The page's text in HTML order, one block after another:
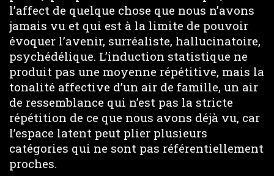
l’affect de quelque chose que nous n’avons
jamais vu et qui est à la limite de pouvoir
évoquer l’avenir, surréaliste, hallucinatoire,
psychédélique. L’induction statistique ne
produit pas une moyenne répétitive, mais la
tonalité affective d’un air de famille, un air
de ressemblance qui n’est pas la stricte
répétition de ce que nous avons déjà vu, car
l’espace latent peut plier plusieurs
catégories qui ne sont pas référentiellement
proches.